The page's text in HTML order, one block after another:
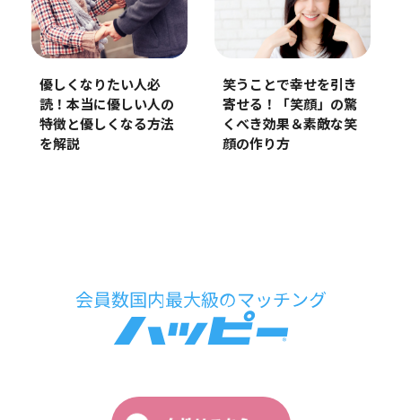
優しくなりたい人必
読！本当に優しい人の
特徴と優しくなる方法
を解説
笑うことで幸せを引き
寄せる！「笑顔」の驚
くべき効果＆素敵な笑
顔の作り方